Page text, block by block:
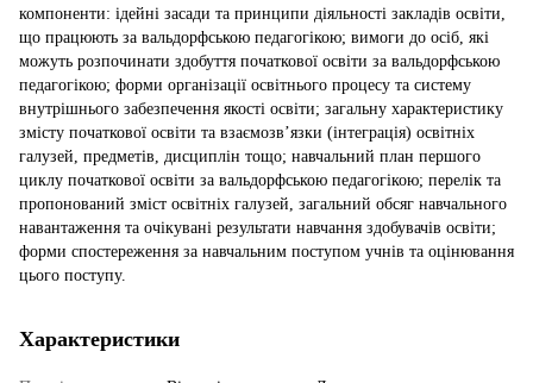
компоненти: ідейні засади та принципи діяльності закладів освіти,
що працюють за вальдорфською педагогікою; вимоги до осіб, які
можуть розпочинати здобуття початкової освіти за вальдорфською
педагогікою; форми організації освітнього процесу та систему
внутрішнього забезпечення якості освіти; загальну характеристику
змісту початкової освіти та взаємозв’язки (інтеграція) освітніх
галузей, предметів, дисциплін тощо; навчальний план першого
циклу початкової освіти за вальдорфською педагогікою; перелік та
пропонований зміст освітніх галузей, загальний обсяг навчального
навантаження та очікувані результати навчання здобувачів освіти;
форми спостереження за навчальним поступом учнів та оцінювання
цього поступу.
Характеристики